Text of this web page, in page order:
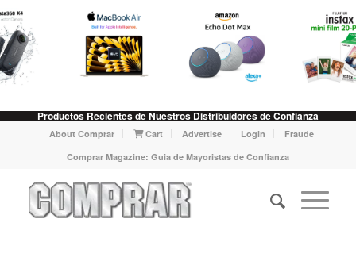
Productos Recientes de Nuestros Distribuidores de Confianza
About Comprar Cart Advertise Login
Fraude
Comprar Magazine: Guia de Mayoristas de Confianza